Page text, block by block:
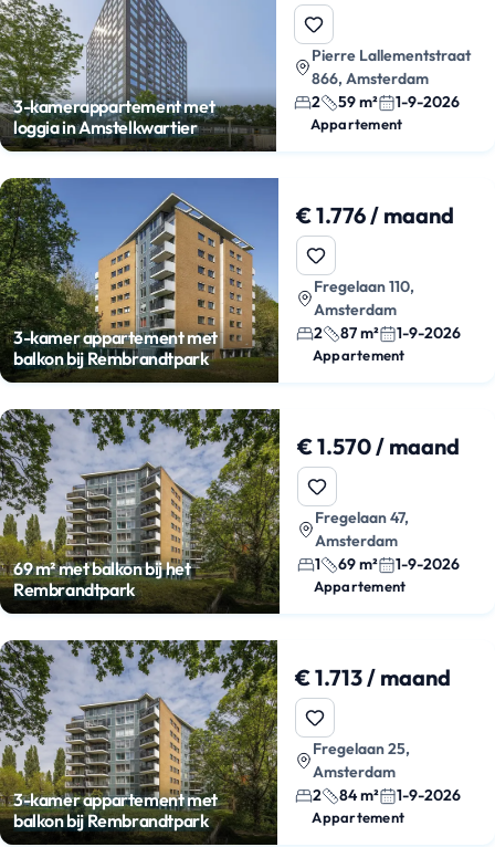
3-kamerappartement met
loggia in Amstelkwartier
Pierre Lallementstraat
866, Amsterdam
2
59 m² 1-9-2026
Appartement
3-kamer appartement met
balkon bij Rembrandtpark
€ 1.776 / maand
Fregelaan 110,
Amsterdam
2
87 m² 1-9-2026
Appartement
69 m² met balkon bij het
Rembrandtpark
€ 1.570 / maand
Fregelaan 47,
Amsterdam
1
69 m² 1-9-2026
Appartement
3-kamer appartement met
balkon bij Rembrandtpark
€ 1.713 / maand
Fregelaan 25,
Amsterdam
2
84 m² 1-9-2026
Appartement